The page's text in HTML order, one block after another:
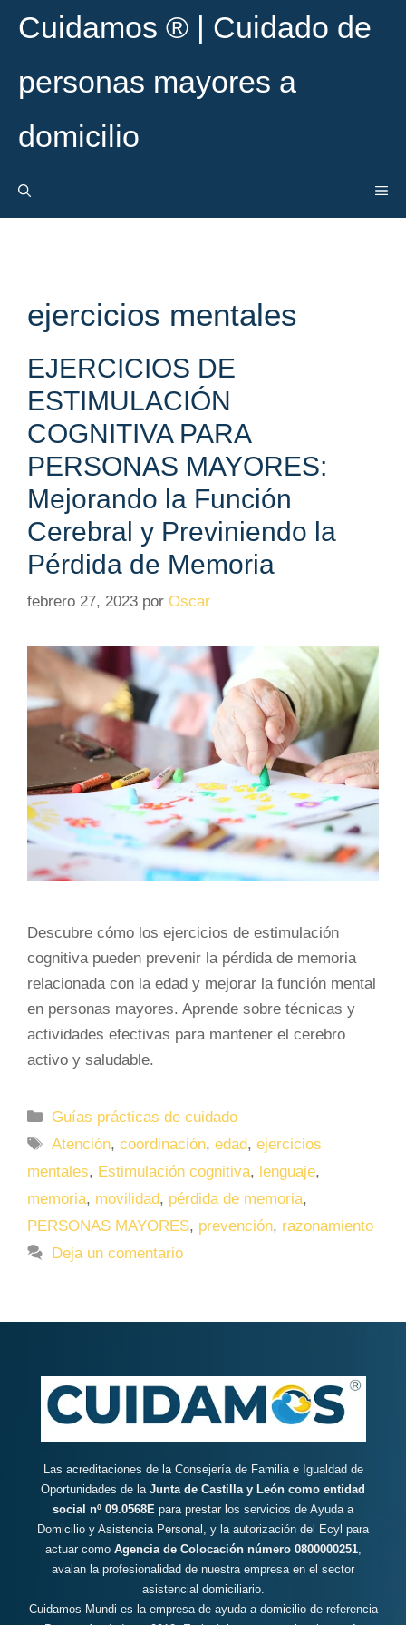
Cuidamos ® | Cuidado de
personas mayores a
domicilio
ejercicios mentales
EJERCICIOS DE
ESTIMULACIÓN
COGNITIVA PARA
PERSONAS MAYORES:
Mejorando la Función
Cerebral y Previniendo la
Pérdida de Memoria
febrero 27, 2023 por Oscar
Descubre cómo los ejercicios de estimulación
cognitiva pueden prevenir la pérdida de memoria
relacionada con la edad y mejorar la función mental
en personas mayores. Aprende sobre técnicas y
actividades efectivas para mantener el cerebro
activo y saludable.
Categorías
Guías prácticas de cuidado
Etiquetas
Atención,coordinación,edad,ejercicios
mentales, Estimulación cognitiva, lenguaje,
memoria, movilidad, pérdida de memoria,
PERSONAS MAYORES, prevención, razonamiento
Deja un comentario
Las acreditaciones de la Consejería de Familia e Igualdad de
Oportunidades de la Junta de Castilla y León como entidad
social nº 09.0568E para prestar los servicios de Ayuda a
Domicilio y Asistencia Personal, y la autorización del Ecyl para
actuar como Agencia de Colocación número 0800000251,
avalan la profesionalidad de nuestra empresa en el sector
asistencial domiciliario.
Cuidamos Mundi es la empresa de ayuda a domicilio de referencia